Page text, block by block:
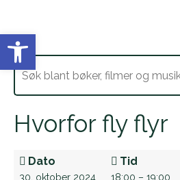
Vis verktøylinjen
Hvorfor fly flyr
Dato
30. oktober 2024
Tid
18:00 – 19:00